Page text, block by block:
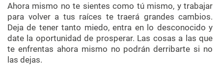
Ahora mismo no te sientes como tú mismo, y trabajar
para volver a tus raíces te traerá grandes cambios.
Deja de tener tanto miedo, entra en lo desconocido y
date la oportunidad de prosperar. Las cosas a las que
te enfrentas ahora mismo no podrán derribarte si no
las dejas.